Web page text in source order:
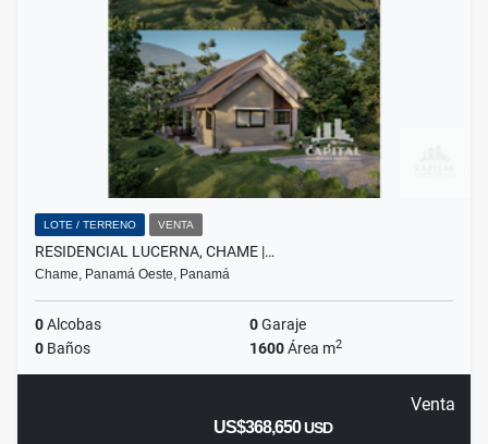
LOTE / TERRENO VENTA
RESIDENCIAL LUCERNA, CHAME |…
Chame, Panamá Oeste, Panamá
0Alcobas 0Garaje
0 Baños 1600Área m2
Venta
US$368,650USD